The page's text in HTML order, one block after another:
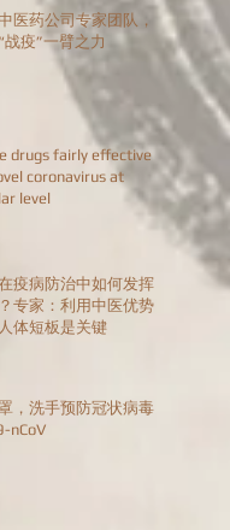
医药公司专家团队，
战疫”一臂之力
drugs fairly effective
coronavirus at
level
疫病防治中如何发挥
专家：利用中医优势
体短板是关键
，洗手预防冠状病毒
nCoV